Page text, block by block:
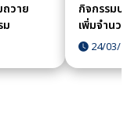
ถวาย
ม
เมนทร
กิจกรรมบ
เพิ่มจำนว
24/03/